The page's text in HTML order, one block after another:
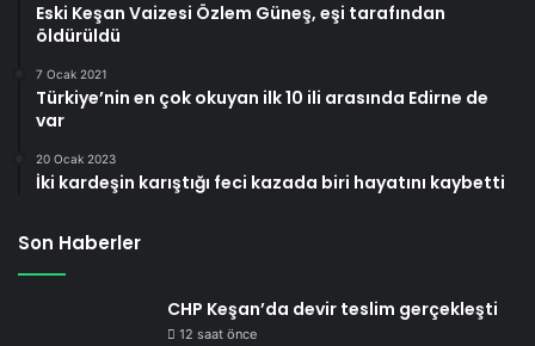
Eski Keşan Vaizesi Özlem Güneş, eşi tarafından
öldürüldü
7 Ocak 2021
Türkiye’nin en çok okuyan ilk 10 ili arasında Edirne de
var
20 Ocak 2023
İki kardeşin karıştığı feci kazada biri hayatını kaybetti
Son Haberler
CHP Keşan’da devir teslim gerçekleşti
12 saat önce